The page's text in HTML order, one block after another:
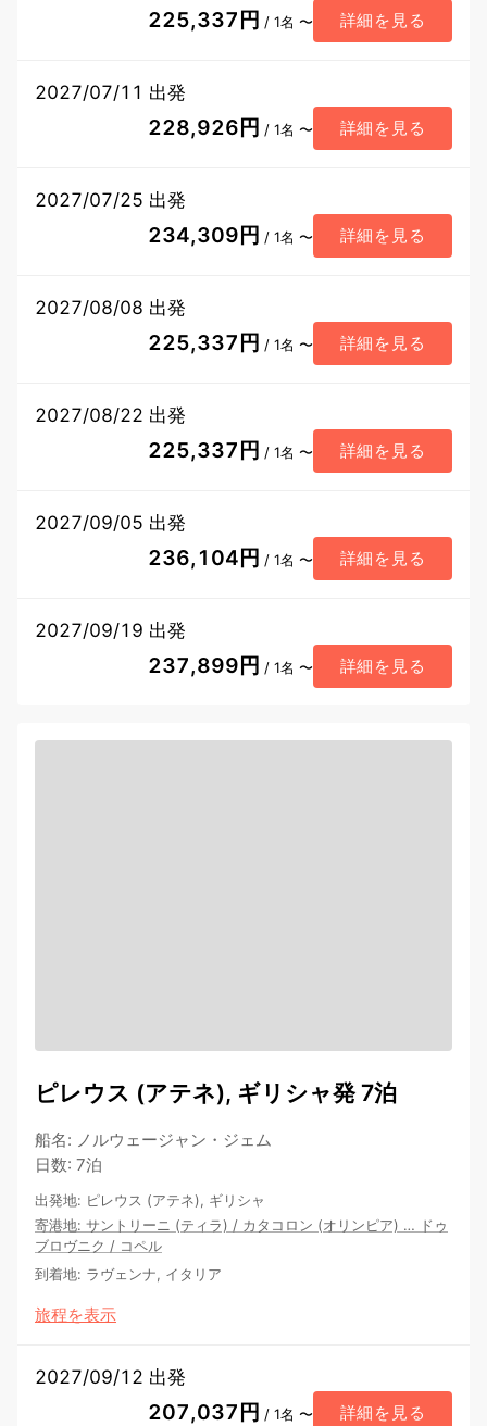
225,337円 / 1名 〜 詳細を見る
2027/07/11 出発
228,926円 / 1名 〜 詳細を見る
2027/07/25 出発
234,309円 / 1名 〜 詳細を見る
2027/08/08 出発
225,337円 / 1名 〜 詳細を見る
2027/08/22 出発
225,337円 / 1名 〜 詳細を見る
2027/09/05 出発
236,104円 / 1名 〜 詳細を見る
2027/09/19 出発
237,899円 / 1名 〜 詳細を見る
ピレウス (アテネ), ギリシャ発 7泊
船名: ノルウェージャン・ジェム
日数: 7泊
出発地: ピレウス (アテネ), ギリシャ
寄港地: サントリーニ (ティラ) / カタコロン (オリンピア) … ドゥ
ブロヴニク / コペル
到着地: ラヴェンナ, イタリア
旅程を表示
2027/09/12 出発
207,037円 / 1名 〜 詳細を見る